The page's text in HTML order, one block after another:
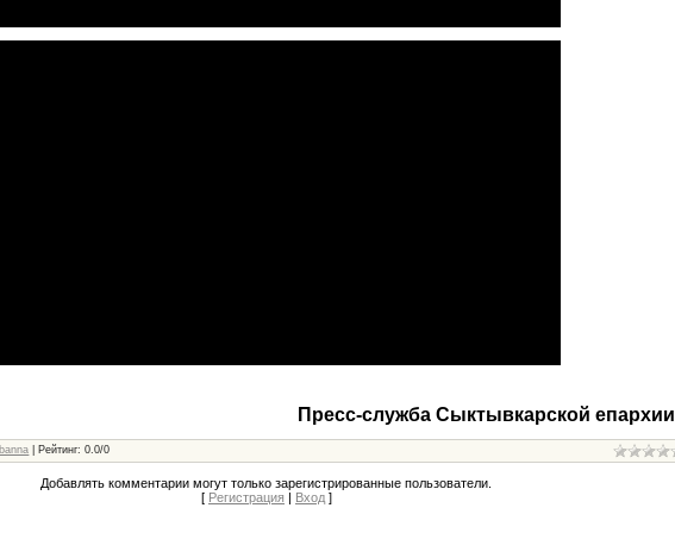
Пресс-служба Сыктывкарской епархии
Рейтинг: 0.0/0
Добавлять комментарии могут только зарегистрированные пользователи.
[ Регистрация | Вход]